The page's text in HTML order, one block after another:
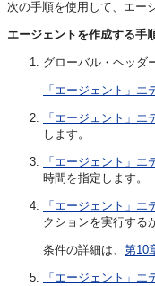
次の手順を使用して、エー
エージェントを作成する手
グローバル・ヘッダ
「エージェント」エ
「エージェント」
します。
「エージェント」
時間を指定します。
「エージェント」
クションを実行する
条件の詳細は、 第10
「エージェント」